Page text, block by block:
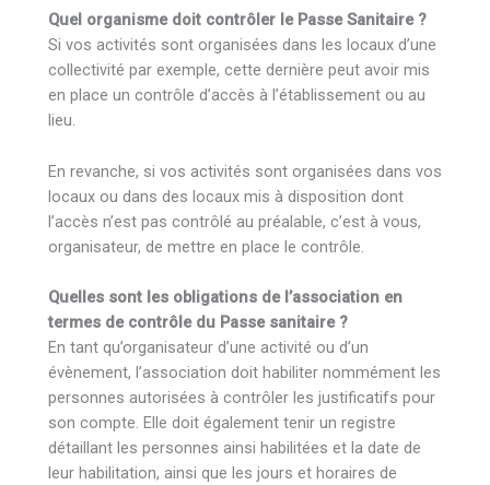
Quel organisme doit contrôler le Passe Sanitaire ?
Si vos activités sont organisées dans les locaux d’une
collectivité par exemple, cette dernière peut avoir mis
en place un contrôle d’accès à l’établissement ou au
lieu.
En revanche, si vos activités sont organisées dans vos
locaux ou dans des locaux mis à disposition dont
l’accès n’est pas contrôlé au préalable, c’est à vous,
organisateur, de mettre en place le contrôle.
Quelles sont les obligations de l’association en
termes de contrôle du Passe sanitaire ?
En tant qu’organisateur d’une activité ou d’un
évènement, l’association doit habiliter nommément les
personnes autorisées à contrôler les justificatifs pour
son compte. Elle doit également tenir un registre
détaillant les personnes ainsi habilitées et la date de
leur habilitation, ainsi que les jours et horaires de